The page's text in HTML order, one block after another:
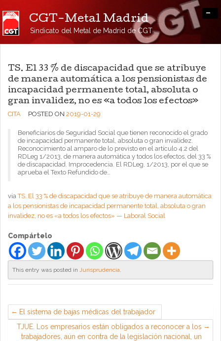
CGT-Metal Madrid
Sindicato del Metal de Madrid de CGT
-
TS. El 33 % de discapacidad que se atribuye
de manera automática a los pensionistas de
incapacidad permanente total, absoluta o
gran invalidez, no es «a todos los efectos»
CITA POSTED ON 2019-01-29
Beneficiarios de Seguridad Social que tienen reconocido el grado
de incapacidad permanente total, absoluta o gran invalidez.
Reconocimiento al amparo de lo previsto en el artículo 4.2 del
RDLeg 1/2013, de manera automática y todos los efectos, del 33 %
de discapacidad. Improcedencia. El RDLeg. 1/2013, por el que se
aprueba el Texto Refundido de…
viaTS. El 33 % de discapacidad que se atribuye de manera automática
a los pensionistas de incapacidad permanente total, absoluta o gran
invalidez, no es «a todos los efectos» — Laboral Social
Compártelo
This entry was posted in Jurisprudencia.
El sistema de bajas médicas del trabajador
TJUE. Los empresarios están obligados a reconocer a los
trabajadores, aún en contra de la legislación nacional, un